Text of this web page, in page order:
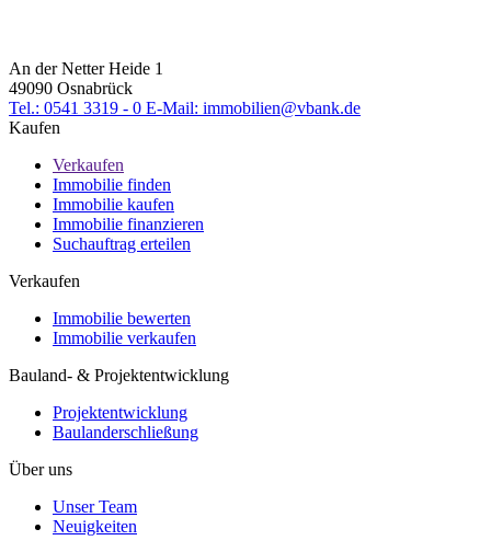
An der Netter Heide 1
49090 Osnabrück
Tel.: 0541 3319 - 0 E-Mail: immobilien@vbank.de
Kaufen
Verkaufen
Immobilie finden
Immobilie kaufen
Immobilie finanzieren
Suchauftrag erteilen
Verkaufen
Immobilie bewerten
Immobilie verkaufen
Bauland- & Projektentwicklung
Projektentwicklung
Baulanderschließung
Über uns
Unser Team
Neuigkeiten